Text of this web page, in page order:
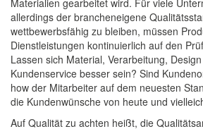
Materialien gearbeitet wird. Für viele
allerdings der brancheneigene
wettbewerbsfähig zu bleiben, müssen
Dienstleistungen kontinuierlich auf den
Lassen sich Material, Verarbeitung,
Kundenservice besser sein? Sind
how der Mitarbeiter auf dem neuesten
die Kundenwünsche von heute und
Auf Qualität zu achten heißt, die